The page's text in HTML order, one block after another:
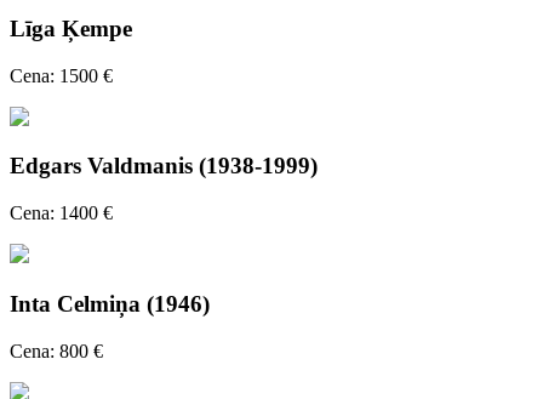
Līga Ķempe
Cena: 1500 €
Edgars Valdmanis (1938-1999)
Cena: 1400 €
Inta Celmiņa (1946)
Cena: 800 €